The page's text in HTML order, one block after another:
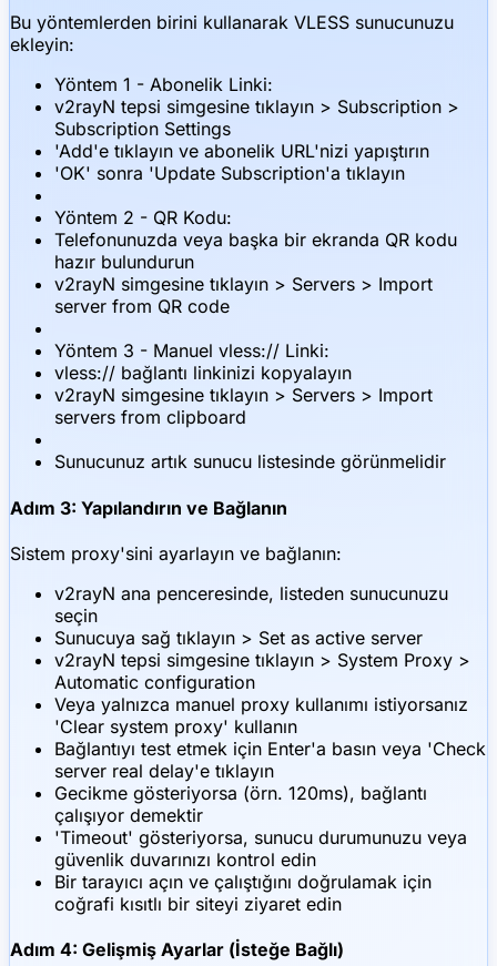
Bu yöntemlerden birini kullanarak VLESS sunucunuzu
ekleyin:
Yöntem 1 - Abonelik Linki:
v2rayN tepsi simgesine tıklayın > Subscription >
Subscription Settings
'Add'e tıklayın ve abonelik URL'nizi yapıştırın
'OK' sonra 'Update Subscription'a tıklayın
Yöntem 2 - QR Kodu:
Telefonunuzda veya başka bir ekranda QR kodu
hazır bulundurun
v2rayN simgesine tıklayın > Servers > Import
server from QR code
Yöntem 3 - Manuel vless:// Linki:
vless:// bağlantı linkinizi kopyalayın
v2rayN simgesine tıklayın > Servers > Import
servers from clipboard
Sunucunuz artık sunucu listesinde görünmelidir
Adım 3: Yapılandırın ve Bağlanın
Sistem proxy'sini ayarlayın ve bağlanın:
v2rayN ana penceresinde, listeden sunucunuzu
seçin
Sunucuya sağ tıklayın > Set as active server
v2rayN tepsi simgesine tıklayın > System Proxy >
Automatic configuration
Veya yalnızca manuel proxy kullanımı istiyorsanız
'Clear system proxy' kullanın
Bağlantıyı test etmek için Enter'a basın veya 'Check
server real delay'e tıklayın
Gecikme gösteriyorsa (örn. 120ms), bağlantı
çalışıyor demektir
'Timeout' gösteriyorsa, sunucu durumunuzu veya
güvenlik duvarınızı kontrol edin
Bir tarayıcı açın ve çalıştığını doğrulamak için
coğrafi kısıtlı bir siteyi ziyaret edin
Adım 4: Gelişmiş Ayarlar (İsteğe Bağlı)